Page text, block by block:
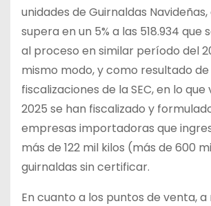
unidades de Guirnaldas
supera en un 5% a las 518.934 que
al proceso en similar período del
mismo modo, y como resultado de
fiscalizaciones de la SEC, en lo
2025 se han fiscalizado y
empresas importadoras que
más de 122 mil kilos (más de 600
guirnaldas sin certificar.
En cuanto a los puntos de venta, a